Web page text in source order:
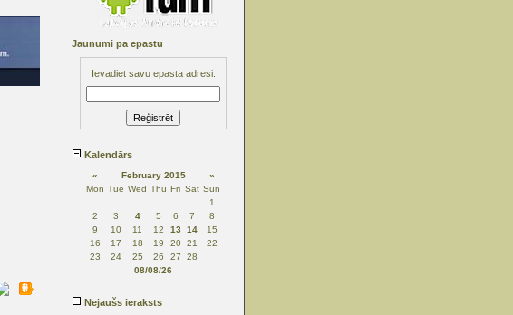
Jaunumi pa epastu
Ievadiet savu epasta adresi:
Kalendārs
« February 2015
»
Mon Tue Wed Thu Fri Sat Sun
1
2
3 4 5 6 7
8
9
10 11 12 13 14
15
16
17 18 19 20 21
22
23
24 25 26 27
28
08/08/26
Nejaušs ieraksts